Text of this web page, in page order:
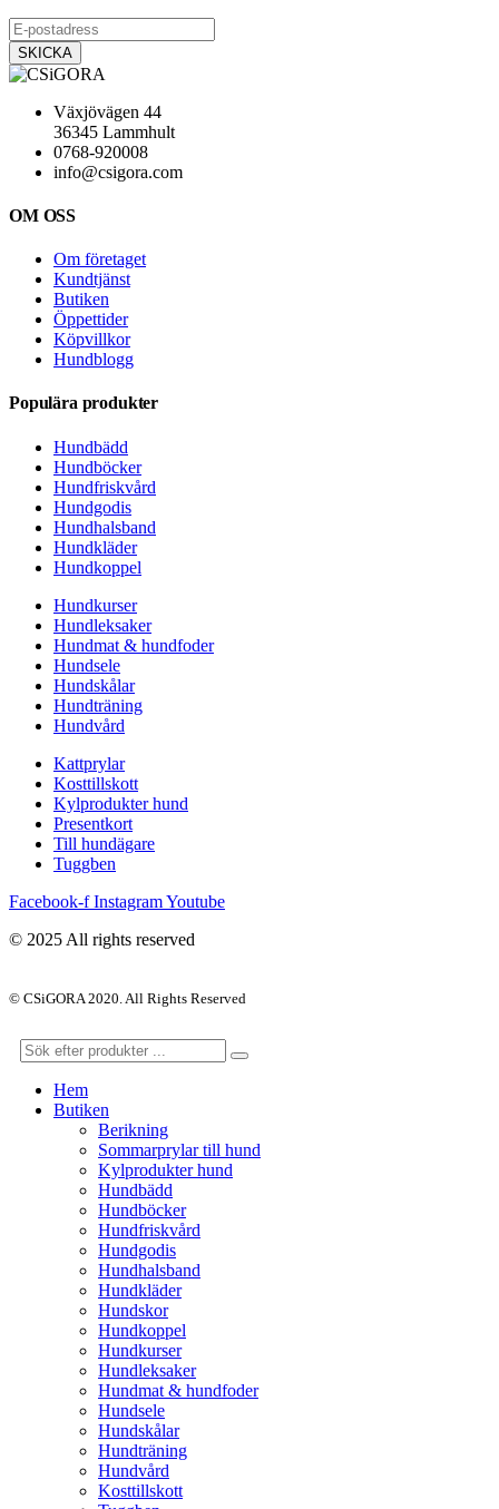
Växjövägen 44
36345 Lammhult
0768-920008
info@csigora.com
OM OSS
Om företaget
Kundtjänst
Butiken
Öppettider
Köpvillkor
Hundblogg
Populära produkter
Hundbädd
Hundböcker
Hundfriskvård
Hundgodis
Hundhalsband
Hundkläder
Hundkoppel
Hundkurser
Hundleksaker
Hundmat & hundfoder
Hundsele
Hundskålar
Hundträning
Hundvård
Kattprylar
Kosttillskott
Kylprodukter hund
Presentkort
Till hundägare
Tuggben
Facebook-f InstagramYoutube
© 2025 All rights reserved
© CSiGORA 2020. All Rights Reserved
Hem
Butiken
Berikning
Sommarprylar till hund
Kylprodukter hund
Hundbädd
Hundböcker
Hundfriskvård
Hundgodis
Hundhalsband
Hundkläder
Hundskor
Hundkoppel
Hundkurser
Hundleksaker
Hundmat & hundfoder
Hundsele
Hundskålar
Hundträning
Hundvård
Kosttillskott